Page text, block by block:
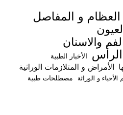
و المفاصل
والاسنان
الأخبار الطبية
الأمراض و المتلازمات الوراثية
الأحياء و الوراثة مصطلحات طبية